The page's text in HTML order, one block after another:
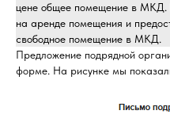
цене общее помещение в МКД.
на аренде помещения и
свободное помещение в МКД.
Предложение подрядной
форме. На рисунке мы